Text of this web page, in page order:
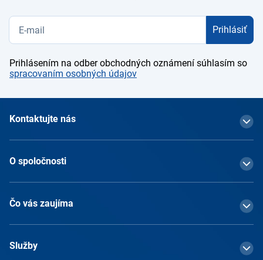
Prihlásiť
Prihlásením na odber obchodných oznámení súhlasím so
spracovaním osobných údajov
Kontaktujte nás
O spoločnosti
Čo vás zaujíma
Služby